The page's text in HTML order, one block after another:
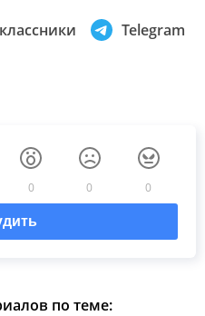
Telegram
0 0 0
по теме: